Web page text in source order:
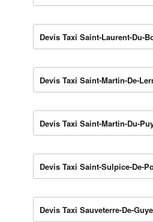
Devis Taxi Saint-Laurent-Du-
Devis Taxi Saint-Martin-De-
Devis Taxi Saint-Martin-Du-
Devis Taxi Saint-Sulpice-De-
Devis Taxi Sauveterre-De-